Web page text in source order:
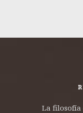
La filosofía